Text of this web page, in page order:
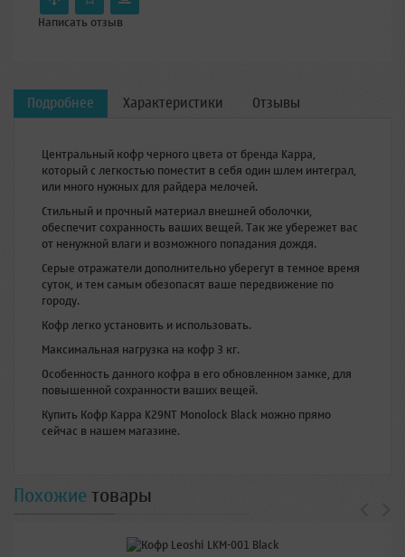
Написать отзыв
Подробнее Характеристики Отзывы
Центральный кофр черного цвета от бренда Kappa,
который с легкостью поместит в себя один шлем интеграл,
или много нужных для райдера мелочей.
Стильный и прочный материал внешней оболочки,
обеспечит сохранность ваших вещей. Так же убережет вас
от ненужной влаги и возможного попадания дождя.
Серые отражатели дополнительно уберегут в темное время
суток, и тем самым обезопасят ваше передвижение по
городу.
Кофр легко установить и использовать.
Максимальная нагрузка на кофр 3 кг.
Особенность данного кофра в его обновленном замке, для
повышенной сохранности ваших вещей.
Купить Кофр Kappa K29NT Monolock Black можно прямо
сейчас в нашем магазине.
Похожиетовары